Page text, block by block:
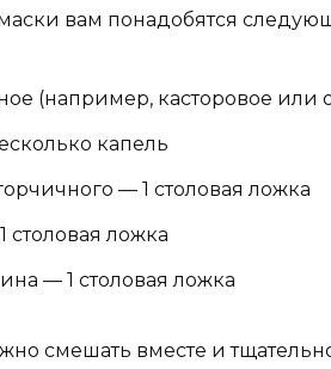
вам понадобятся
(например, касторовое
капель
— 1 столовая ложка
столовая ложка
— 1 столовая ложка
смешать вместе и